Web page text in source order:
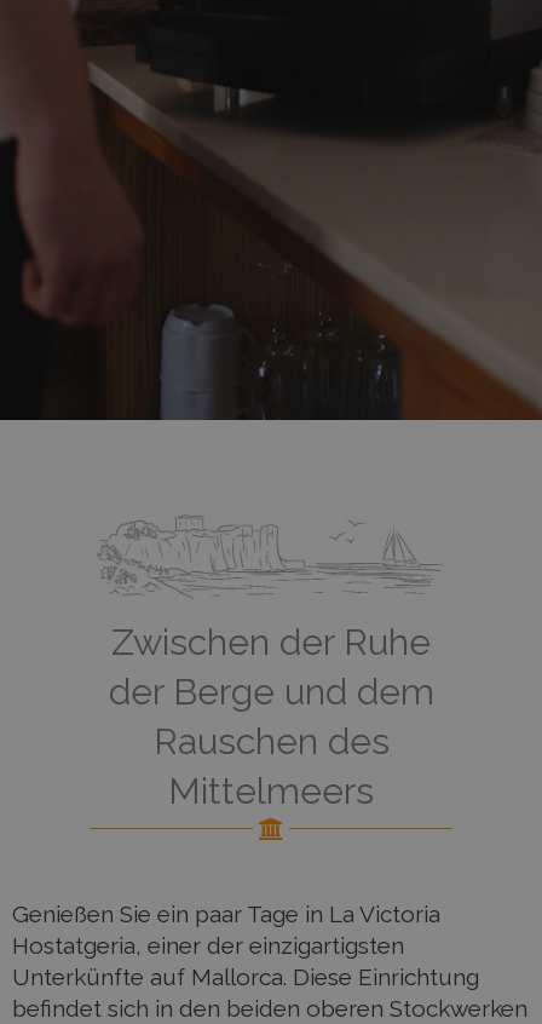
Zwischen der Ruhe
der Berge und dem
Rauschen des
Mittelmeers
Genießen Sie ein paar Tage in La Victoria
Hostatgeria, einer der einzigartigsten
Unterkünfte auf Mallorca. Diese Einrichtung
befindet sich in den beiden oberen Stockwerken